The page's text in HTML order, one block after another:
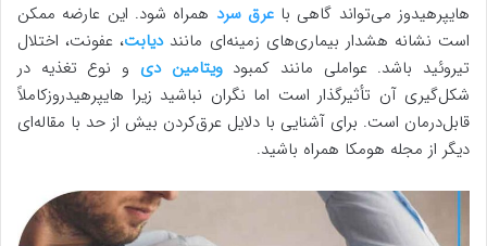
هایپرهیدوز می‌تواند گاهی باعرق سرد همراه شود. این عارضه ممکن
است نشانه هشدار بیماری‌های زمینه‌ای ماننددیابت، عفونت، اختلال
تیروئید باشد. عواملی مانند کمبودویتامین دی و نوع تغذیه در
شکل‌گیری آن تأثیرگذار است اما نگران نباشید زیرا هایپرهیدروزکاملاً
قابل‌درمان است. برای آشنایی با دلایل عرق‌کردن بیش از حد با مقاله‌ای
دیگر از مجله هومکا همراه باشید.